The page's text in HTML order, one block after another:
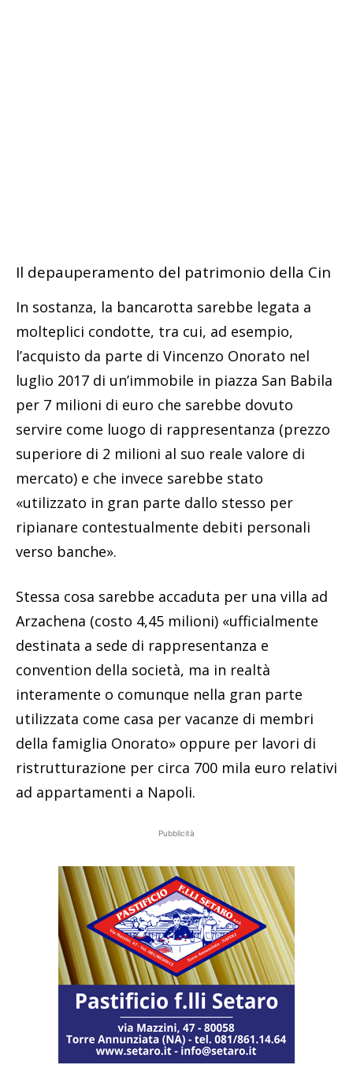
Il depauperamento del patrimonio della Cin
In sostanza, la bancarotta sarebbe legata a
molteplici condotte, tra cui, ad esempio,
l’acquisto da parte di Vincenzo Onorato nel
luglio 2017 di un’immobile in piazza San Babila
per 7 milioni di euro che sarebbe dovuto
servire come luogo di rappresentanza (prezzo
superiore di 2 milioni al suo reale valore di
mercato) e che invece sarebbe stato
«utilizzato in gran parte dallo stesso per
ripianare contestualmente debiti personali
verso banche».
Stessa cosa sarebbe accaduta per una villa ad
Arzachena (costo 4,45 milioni) «ufficialmente
destinata a sede di rappresentanza e
convention della società, ma in realtà
interamente o comunque nella gran parte
utilizzata come casa per vacanze di membri
della famiglia Onorato» oppure per lavori di
ristrutturazione per circa 700 mila euro relativi
ad appartamenti a Napoli.
Pubblicità